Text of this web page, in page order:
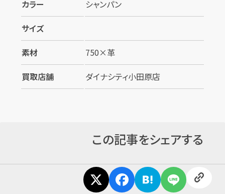
カラー
シャンパン
サイズ
素材
750×革
買取店舗
ダイナシティ小田原店
この記事をシェアする